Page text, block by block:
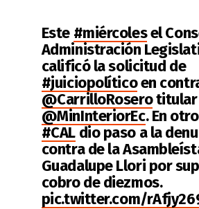
Este #miércolesel
Administración
calificó la solicitud de
#juiciopolíticoen
@CarrilloRoserotitular
@MinInteriorEc. En
#CALdio paso a la
contra de la
Guadalupe Llori por
cobro de diezmos.
pic.twitter.com/